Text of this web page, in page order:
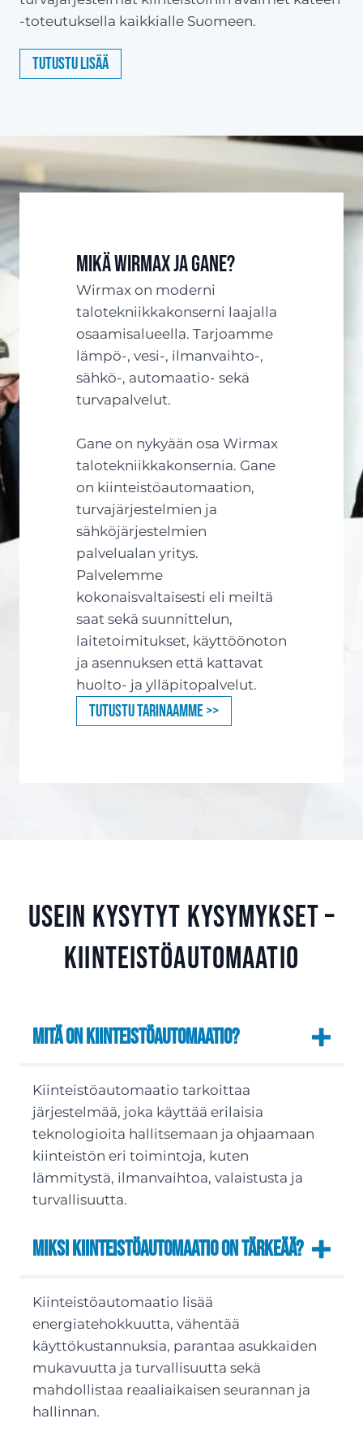
-toteutuksella kaikkialle Suomeen.
Tutustu lisää
Mikä Wirmax ja Gane?
Wirmax on moderni
talotekniikkakonserni laajalla
osaamisalueella. Tarjoamme
lämpö-, vesi-, ilmanvaihto-,
sähkö-, automaatio- sekä
turvapalvelut.
Gane on nykyään osa Wirmax
talotekniikkakonsernia. Gane
on kiinteistöautomaation,
turvajärjestelmien ja
sähköjärjestelmien
palvelualan yritys.
Palvelemme
kokonaisvaltaisesti eli meiltä
saat sekä suunnittelun,
laitetoimitukset, käyttöönoton
ja asennuksen että kattavat
huolto- ja ylläpitopalvelut.
Tutustu tarinaamme >>
Usein kysytyt kysymykset –
kiinteistöautomaatio
Mitä on kiinteistöautomaatio?
Kiinteistöautomaatio tarkoittaa
järjestelmää, joka käyttää erilaisia
teknologioita hallitsemaan ja ohjaamaan
kiinteistön eri toimintoja, kuten
lämmitystä, ilmanvaihtoa, valaistusta ja
turvallisuutta.
Miksi kiinteistöautomaatio on tärkeää?
Kiinteistöautomaatio lisää
energiatehokkuutta, vähentää
käyttökustannuksia, parantaa asukkaiden
mukavuutta ja turvallisuutta sekä
mahdollistaa reaaliaikaisen seurannan ja
hallinnan.